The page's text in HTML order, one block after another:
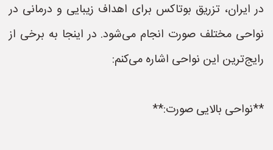
در ایران، تزریق بوتاکس برای اهداف زیبایی و درمانی در
نواحی مختلف صورت انجام می‌شود. در اینجا به برخی از
رایج‌ترین این نواحی اشاره می‌کنم:
**نواحی بالایی صورت:**